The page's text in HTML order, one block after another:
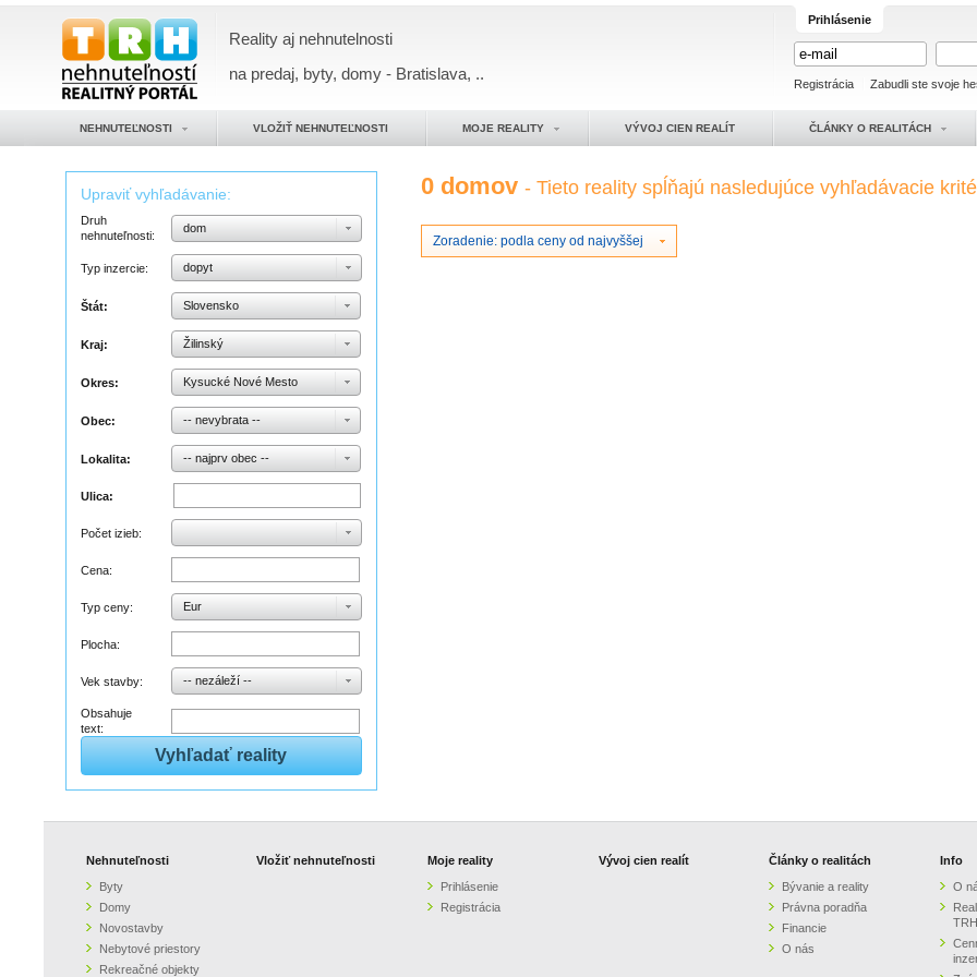
Reality aj nehnutelnosti
na predaj, byty, domy - Bratislava, ..
Prihlásenie
Registrácia Zabudli ste svoje
NEHNUTEĽNOSTI VLOŽIŤ NEHNUTEĽNOSTI MOJE REALITY VÝVOJ CIEN REALÍT ČLÁNKY O REALITÁCH
Upraviť vyhľadávanie:
Druh
nehnuteľnosti:
dom
Typ inzercie: dopyt
Štát: Slovensko
Kraj: Žilinský
Okres: Kysucké Nové Mesto
Obec: -- nevybrata --
Lokalita: -- najprv obec --
Ulica:
Počet izieb:
Cena:
Typ ceny: Eur
Plocha:
Vek stavby: -- nezáleží --
Obsahuje
text:
0 domov- Tieto reality spĺňajú nasledujúce vyhľadávacie
Zoradenie: podla ceny od najvyššej
Nehnuteľnosti
Byty
Domy
Novostavby
Nebytové priestory
Rekreačné objekty
Vložiť nehnuteľnosti
Moje reality
Prihlásenie
Registrácia
Vývoj cien realít
Články o realitách
Bývanie a reality
Právna poradňa
Financie
O nás
Info
O